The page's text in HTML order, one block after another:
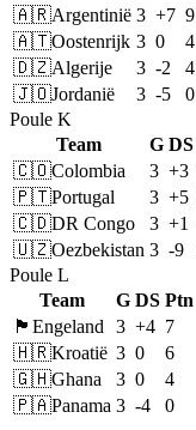
🇦🇷Argentinië 3 +7 9
🇦🇹Oostenrijk 3 0
4
🇩🇿Algerije 3 -2
4
🇯🇴Jordanië 3 -5
0
Poule K
Team
G DS
🇨🇴Colombia 3 +3
🇵🇹Portugal 3 +5
🇨🇩DR Congo 3 +1
🇺🇿Oezbekistan 3 -9
Poule L
Team
G DS Ptn
🏴󠁧󠁢󠁥󠁮󠁧󠁿 Engeland 3 +4 7
🇭🇷Kroatië 3 0
6
🇬🇭Ghana 3 0
4
🇵🇦Panama 3 -4 0